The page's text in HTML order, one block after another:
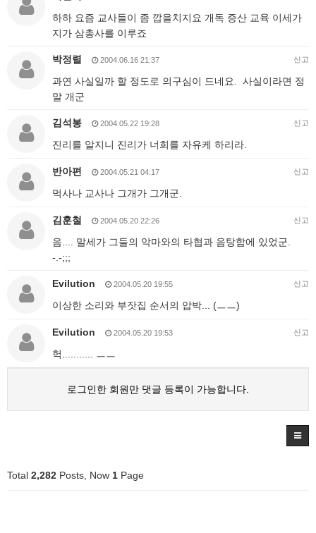
하하 요즘 교사들이 좀 깝을치지요 개독 증산 교육 이세가
지가 삼총사를 이루죠
박정렬 2004.06.16 21:37 신고
과연 사실일까 할 정도로 의구심이 드네요. 사실이라면 정
말 개군
김석봉 2004.05.22 19:28 신고
진리를 알지니 진리가 너희를 자유케 하리라.
반아편 2004.05.21 04:17 신고
먹사나 교사나 그개가 그개군.
김훈철 2004.05.20 22:26 신고
음.... 말세가 그들의 악마와의 타협과 음탕함에 있었군.
-.-;;;
Evilution 2004.05.20 19:55 신고
이상한 소리와 부잣집 순서의 압박... (ㅡㅡ)
Evilution 2004.05.20 19:53 신고
헉........... ㅡㅡ
로그인한 회원만 댓글 등록이 가능합니다.
Total 2,282 Posts, Now 1 Page